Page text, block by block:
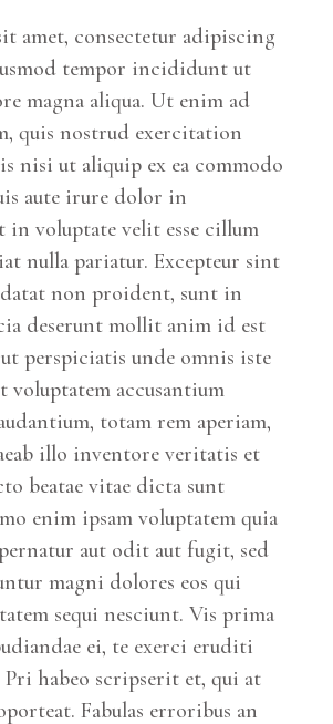
amet, consectetur adipiscing
tempor incididunt ut
magna aliqua. Ut enim ad
quis nostrud exercitation
nisi ut aliquip ex ea commodo
aute irure dolor in
in voluptate velit esse cillum
nulla pariatur. Excepteur sint
non proident, sunt in
deserunt mollit anim id est
perspiciatis unde omnis iste
voluptatem accusantium
totam rem aperiam,
illo inventore veritatis et
beatae vitae dicta sunt
enim ipsam voluptatem quia
aut odit aut fugit, sed
magni dolores eos qui
sequi nesciunt. Vis prima
ei, te exerci eruditi
Pri habeo scripserit et, qui at
Fabulas erroribus an